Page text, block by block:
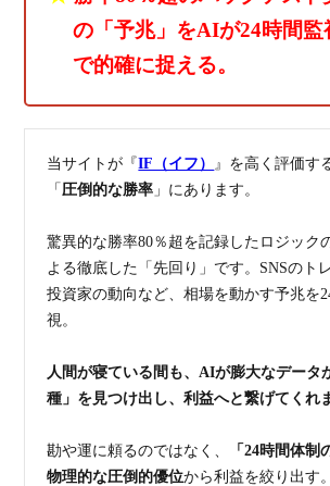
の「予兆」をAIが24時間監
で的確に捉える。
当サイトが『IF（イフ）
』を高く評価す
「 圧倒的な勝率 」にあります。
驚異的な勝率80％超を記録したロジック
よる徹底した「先回り」です。SNSのト
投資家の動向など、相場を動かす予兆を
視。
人間が寝ている間も、AIが膨大なデータ
種」を見つけ出し、利益へと繋げてくれ
勘や運に頼るのではなく、
「24時間体制
物理的な圧倒的優位から利益を絞り出す